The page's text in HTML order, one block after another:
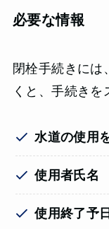
必要な情報
閉栓手続きには
くと、手続きを
水道の使用
使用者氏名
使用終了予日